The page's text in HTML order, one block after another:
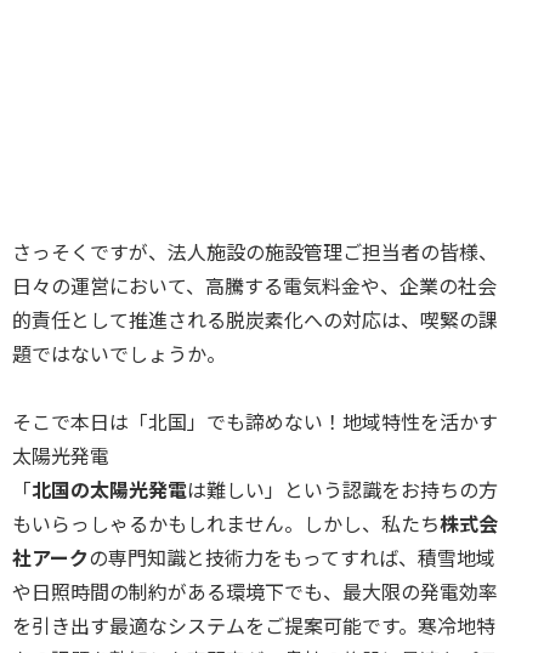
さっそくですが、法人施設の施設管理ご担当者の皆様、
日々の運営において、高騰する電気料金や、企業の社会
的責任として推進される脱炭素化への対応は、喫緊の課
題ではないでしょうか。
そこで本日は「北国」でも諦めない！地域特性を活かす
太陽光発電
「北国の太陽光発電は難しい」という認識をお持ちの方
もいらっしゃるかもしれません。しかし、私たち株式会
社アークの専門知識と技術力をもってすれば、積雪地域
や日照時間の制約がある環境下でも、最大限の発電効率
を引き出す最適なシステムをご提案可能です。寒冷地特